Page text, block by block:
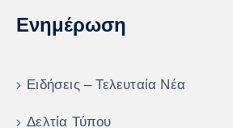
Ενημέρωση
Ειδήσεις – Τελευταία Νέα
Δελτία Τύπου